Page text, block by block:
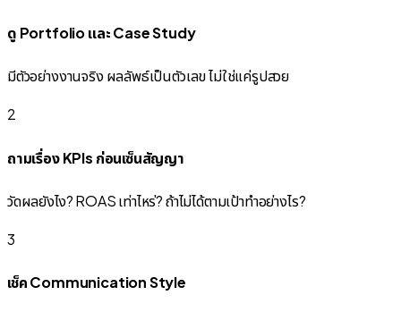
ดู Portfolio และ Case Study
มีตัวอย่างงานจริง ผลลัพธ์เป็นตัวเลข ไม่ใช่แค่รูปสวย
2
ถามเรื่อง KPIs ก่อนเซ็นสัญญา
วัดผลยังไง? ROAS เท่าไหร่? ถ้าไม่ได้ตามเป้าทำอย่างไร?
3
เช็ค Communication Style